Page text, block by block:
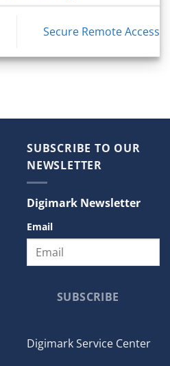
Secure Remote Access
SUBSCRIBE TO OUR
NEWSLETTER
Digimark Newsletter
Email
SUBSCRIBE
Digimark Service Center